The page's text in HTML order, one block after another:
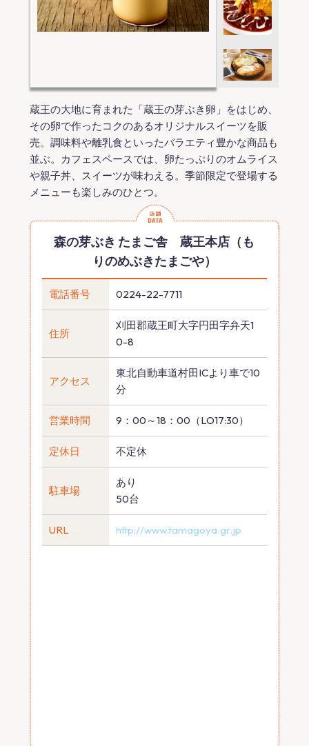
蔵王の大地に育まれた「蔵王の芽ぶき卵」をはじめ、
その卵で作ったコクのあるオリジナルスイーツを販
売。調味料や離乳食といったバラエティ豊かな商品も
並ぶ。カフェスペースでは、卵たっぷりのオムライス
や親子丼、スイーツが味わえる。季節限定で登場する
メニューも楽しみのひとつ。
森の芽ぶき たまご舎 蔵王本店（も
りのめぶきたまごや）
電話番号 0224-22-7711
住所
刈田郡蔵王町大字円田字弁天1
0-8
アクセス
東北自動車道村田ICより車で10
分
営業時間 9：00～18：00（LO17:30）
定休日 不定休
駐車場
あり
50台
URL http://www.tamagoya.gr.jp